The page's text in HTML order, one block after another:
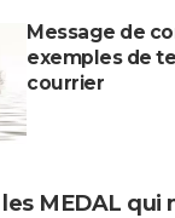
Message de
exemples de
courrier
MEDAL qui